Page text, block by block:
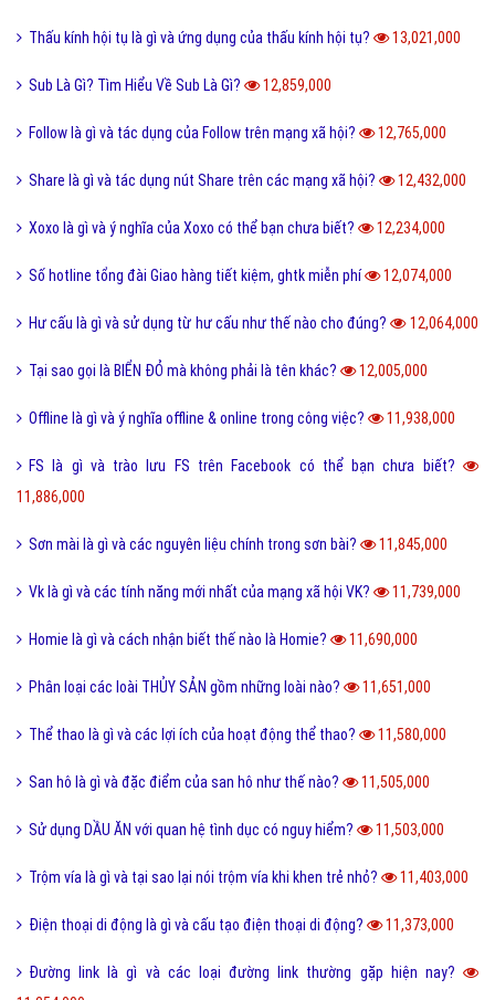
Thấu kính hội tụ là gì và ứng dụng của thấu kính hội tụ? 13,021,000
Sub Là Gì? Tìm Hiểu Về Sub Là Gì? 12,859,000
Follow là gì và tác dụng của Follow trên mạng xã hội? 12,765,000
Share là gì và tác dụng nút Share trên các mạng xã hội? 12,432,000
Xoxo là gì và ý nghĩa của Xoxo có thể bạn chưa biết? 12,234,000
Số hotline tổng đài Giao hàng tiết kiệm, ghtk miễn phí 12,074,000
Hư cấu là gì và sử dụng từ hư cấu như thế nào cho đúng? 12,064,000
Tại sao gọi là BIỂN ĐỎ mà không phải là tên khác? 12,005,000
Offline là gì và ý nghĩa offline & online trong công việc? 11,938,000
FS là gì và trào lưu FS trên Facebook có thể bạn chưa biết?
11,886,000
Sơn mài là gì và các nguyên liệu chính trong sơn bài? 11,845,000
Vk là gì và các tính năng mới nhất của mạng xã hội VK? 11,739,000
Homie là gì và cách nhận biết thế nào là Homie? 11,690,000
Phân loại các loài THỦY SẢN gồm những loài nào? 11,651,000
Thể thao là gì và các lợi ích của hoạt động thể thao? 11,580,000
San hô là gì và đặc điểm của san hô như thế nào? 11,505,000
Sử dụng DẦU ĂN với quan hệ tình dục có nguy hiểm? 11,503,000
Trộm vía là gì và tại sao lại nói trộm vía khi khen trẻ nhỏ? 11,403,000
Điện thoại di động là gì và cấu tạo điện thoại di động? 11,373,000
Đường link là gì và các loại đường link thường gặp hiện nay?